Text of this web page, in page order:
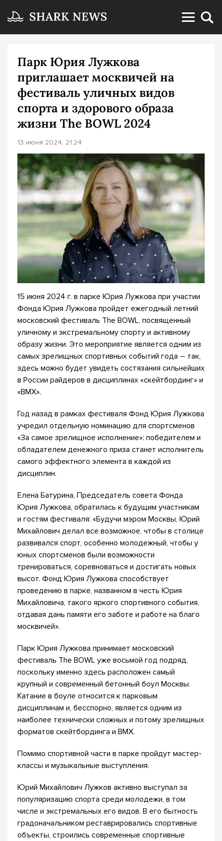
Парк Юрия Лужкова
приглашает москвичей на
фестиваль уличных видов
спорта и здорового образа
жизни The BOWL 2024
13 июня 2024, 21:24
15 июня 2024 г. в парке Юрия Лужкова при участии
Фонда Юрия Лужкова пройдет ежегодный летний
московский фестиваль The BOWL, посвященный
уличному и экстремальному спорту и активному
образу жизни. Это мероприятие является одним из
самых зрелищных спортивных событий года – так,
здесь можно будет увидеть состязания сильнейших
в России райдеров в дисциплинах «скейтбординг» и
«ВМХ».
Год назад в рамках фестиваля Фонд Юрия Лужкова
учредил отдельную номинацию для спортсменов
«За самое зрелищное исполнение»: победителем и
обладателем денежного приза станет исполнитель
самого эффектного элемента в каждой из
дисциплин.
Елена Батурина, Председатель совета Фонда
Юрия Лужкова, обратилась к будущим участникам
и гостям фестиваля: «Будучи мэром Москвы, Юрий
Михайлович делал все возможное, чтобы в столице
развивался спорт, особенно молодежный, чтобы у
юных спортсменов были возможности
тренироваться, соревноваться и достигать новых
высот. Фонд Юрия Лужкова способствует
проведению в парке, названном в честь Юрия
Михайловича, такого яркого спортивного события,
отдавая дань памяти его заботе и работе на благо
москвичей».
Парк Юрия Лужкова принимает московский
фестиваль The BOWL уже восьмой год подряд,
поскольку именно здесь расположен самый
крупный и современный бетонный боул Москвы.
Катание в боуле относится к парковым
дисциплинам и, бесспорно, является одним из
наиболее технически сложных и потому зрелищных
форматов скейтбординга и BMX.
Помимо спортивной части в парке пройдут мастер-
классы и музыкальные выступления.
Юрий Михайлович Лужков активно выступал за
популяризацию спорта среди молодежи, в том
числе и экстремальных его видов. В его бытность
градоначальником реставрировались спортивные
объекты, строились современные спортивные